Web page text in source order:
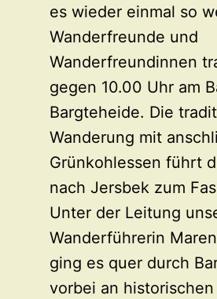
es wieder einmal so
Wanderfreunde und
Wanderfreundinnen
gegen 10.00 Uhr am
Bargteheide. Die
Wanderung mit
Grünkohlessen führt
nach Jersbek zum
Unter der Leitung
Wanderführerin
ging es quer durch
vorbei an